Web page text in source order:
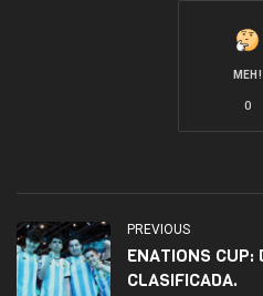
MEH!
0
PREVIOUS
ENATIONS CUP:
CLASIFICADA.